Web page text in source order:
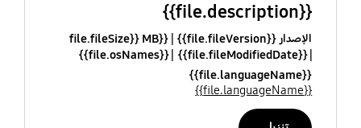
{{file.description}}
الإصدار {{file.fileVersion}}
{{file.fileSize}} MB
{{file.fileModifiedDate}}
{{file.osNames}}
{{file.languageName}}
{{file.languageName}}